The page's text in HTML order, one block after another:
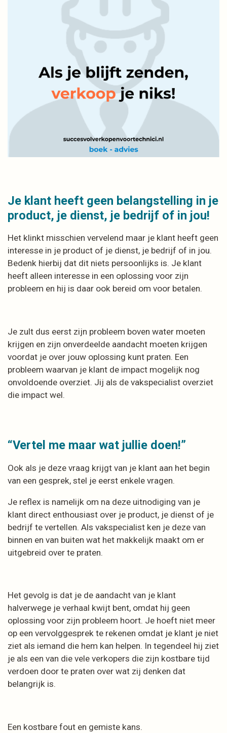
Je klant heeft geen belangstelling in je
product, je dienst, je bedrijf of in jou!
Het klinkt misschien vervelend maar je klant heeft geen
interesse in je product of je dienst, je bedrijf of in jou.
Bedenk hierbij dat dit niets persoonlijks is. Je klant
heeft alleen interesse in een oplossing voor zijn
probleem en hij is daar ook bereid om voor betalen.
Je zult dus eerst zijn probleem boven water moeten
krijgen en zijn onverdeelde aandacht moeten krijgen
voordat je over jouw oplossing kunt praten. Een
probleem waarvan je klant de impact mogelijk nog
onvoldoende overziet. Jij als de vakspecialist overziet
die impact wel.
“Vertel me maar wat jullie doen!”
Ook als je deze vraag krijgt van je klant aan het begin
van een gesprek, stel je eerst enkele vragen.
Je reflex is namelijk om na deze uitnodiging van je
klant direct enthousiast over je product, je dienst of je
bedrijf te vertellen. Als vakspecialist ken je deze van
binnen en van buiten wat het makkelijk maakt om er
uitgebreid over te praten.
Het gevolg is dat je de aandacht van je klant
halverwege je verhaal kwijt bent, omdat hij geen
oplossing voor zijn probleem hoort. Je hoeft niet meer
op een vervolggesprek te rekenen omdat je klant je niet
ziet als iemand die hem kan helpen. In tegendeel hij ziet
je als een van die vele verkopers die zijn kostbare tijd
verdoen door te praten over wat zij denken dat
belangrijk is.
Een kostbare fout en gemiste kans.